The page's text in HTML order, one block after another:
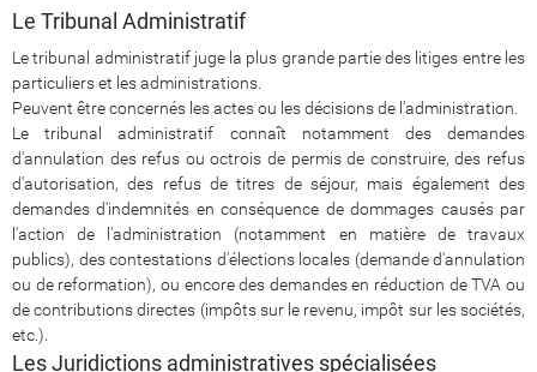
Le Tribunal Administratif
Le tribunal administratif juge la plus grande partie des litiges entre les
particuliers et les administrations.
Peuvent être concernés les actes ou les décisions de l'administration.
Le tribunal administratif connaît notamment des demandes
d'annulation des refus ou octrois de permis de construire, des refus
d'autorisation, des refus de titres de séjour, mais également des
demandes d'indemnités en conséquence de dommages causés par
l'action de l'administration (notamment en matière de travaux
publics), des contestations d'élections locales (demande d'annulation
ou de reformation), ou encore des demandes en réduction de TVA ou
de contributions directes (impôts sur le revenu, impôt sur les sociétés,
etc.).
Les Juridictions administratives spécialisées